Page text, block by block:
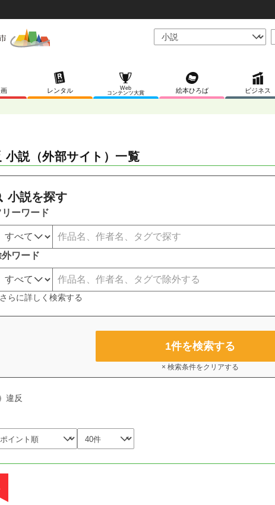
レンタル
Web
コンテンツ大賞
絵本ひろば ビジネス
小説（外部サイト）一覧
小説を探す
リーワード
外ワード
らに詳しく検索する
1件を検索する
× 検索条件をクリアする
違反